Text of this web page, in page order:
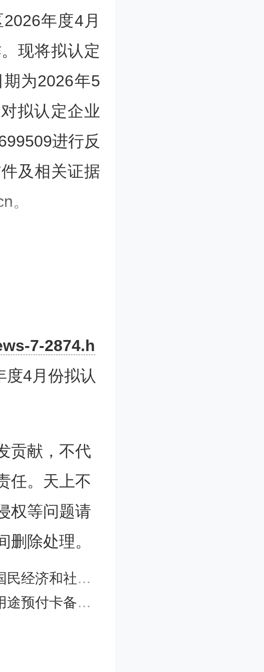
年度4月
现将拟认定
为2026年5
拟认定企业
进行反
及相关证据
。
年5月20日
业名单
7-2874.h
度4月份拟认
贡献，不代
任。天上不
权等问题请
除处理。
规划纲要》的政策解读
管实施细则》政策问答